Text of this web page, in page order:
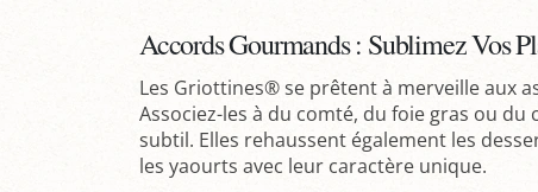
Accords Gourmands : Sublimez Vos
Les Griottines® se prêtent à merveille aux
Associez-les à du comté, du foie gras ou
subtil. Elles rehaussent également les
les yaourts avec leur caractère unique.